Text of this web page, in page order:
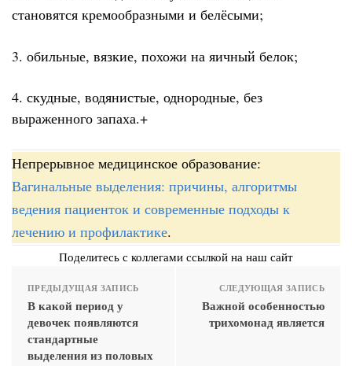
становятся кремообразными и белёсыми;
3. обильные, вязкие, похожи на яичный белок;
4. скудные, водянистые, однородные, без
выраженного запаха.+
Непрерывное медицинское образование:
Вагинальные выделения: причины, алгоритмы
ведения пациенток и современные подходы к
лечению и профилактике.
Поделитесь с коллегами ссылкой на наш сайт
ПРЕДЫДУЩАЯ ЗАПИСЬ
В какой период у
девочек появляются
стандартные
выделения из половых
СЛЕДУЮЩАЯ ЗАПИСЬ
Важной особенностью
трихомонад является